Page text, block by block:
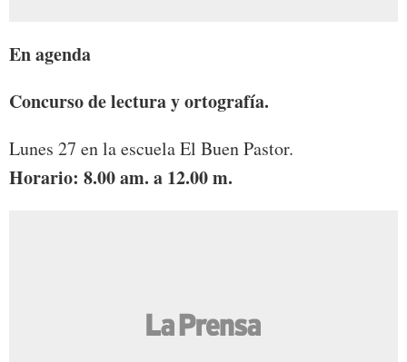
En agenda
Concurso de lectura y ortografía.
Lunes 27 en la escuela El Buen Pastor.
Horario: 8.00 am. a 12.00 m.